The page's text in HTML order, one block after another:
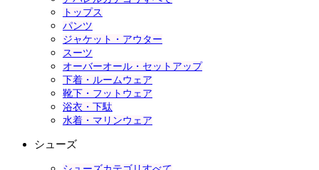
トップス
パンツ
ジャケット・アウター
スーツ
オーバーオール・セットアップ
下着・ルームウェア
靴下・フットウェア
浴衣・下駄
水着・マリンウェア
シューズ